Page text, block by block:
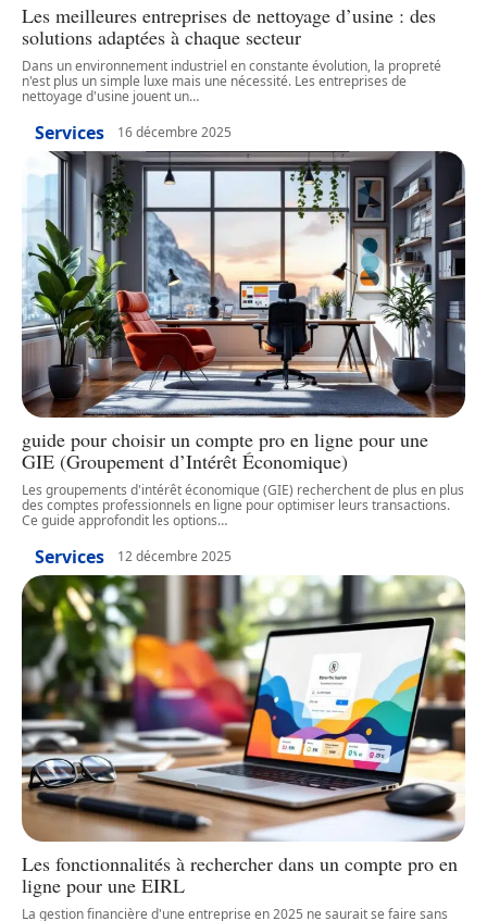
Les meilleures entreprises de nettoyage d’usine : des
solutions adaptées à chaque secteur
Dans un environnement industriel en constante évolution, la propreté
n'est plus un simple luxe mais une nécessité. Les entreprises de
nettoyage d'usine jouent un…
Services 16 décembre 2025
guide pour choisir un compte pro en ligne pour une
GIE (Groupement d’Intérêt Économique)
Les groupements d'intérêt économique (GIE) recherchent de plus en plus
des comptes professionnels en ligne pour optimiser leurs transactions.
Ce guide approfondit les options…
Services 12 décembre 2025
Les fonctionnalités à rechercher dans un compte pro en
ligne pour une EIRL
La gestion financière d'une entreprise en 2025 ne saurait se faire sans